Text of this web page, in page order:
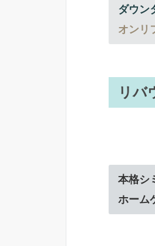
ダウン
オンリ
リバ
本格シ
ホーム